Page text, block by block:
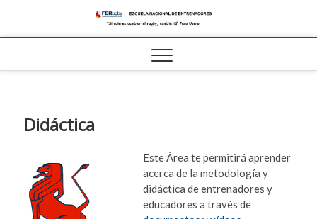
NACIONAL DE
Didáctica
Este Área te permitirá aprender
acerca de la metodología y
didáctica de entrenadores y
educadores a través de